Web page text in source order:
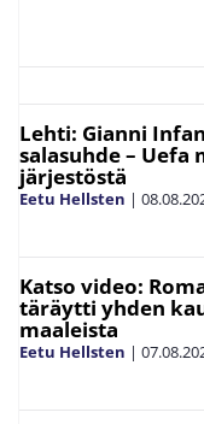
Lehti: Gianni
salasuhde – Uefa
järjestöstä
Eetu Hellsten |
Katso video:
täräytti yhden
maaleista
Eetu Hellsten |